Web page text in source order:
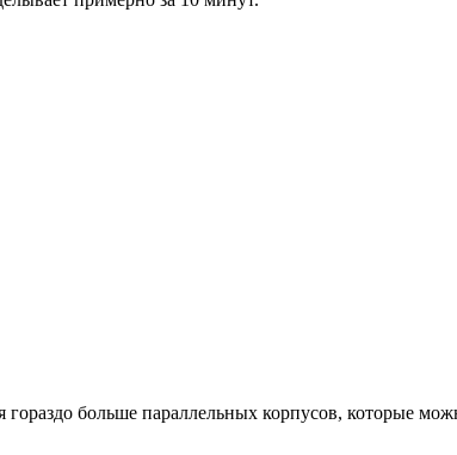
больше параллельных корпусов, которые